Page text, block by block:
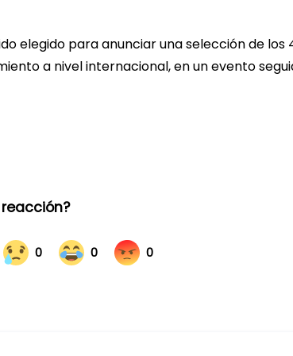
elegido para anunciar una selección de los
a nivel internacional, en un evento